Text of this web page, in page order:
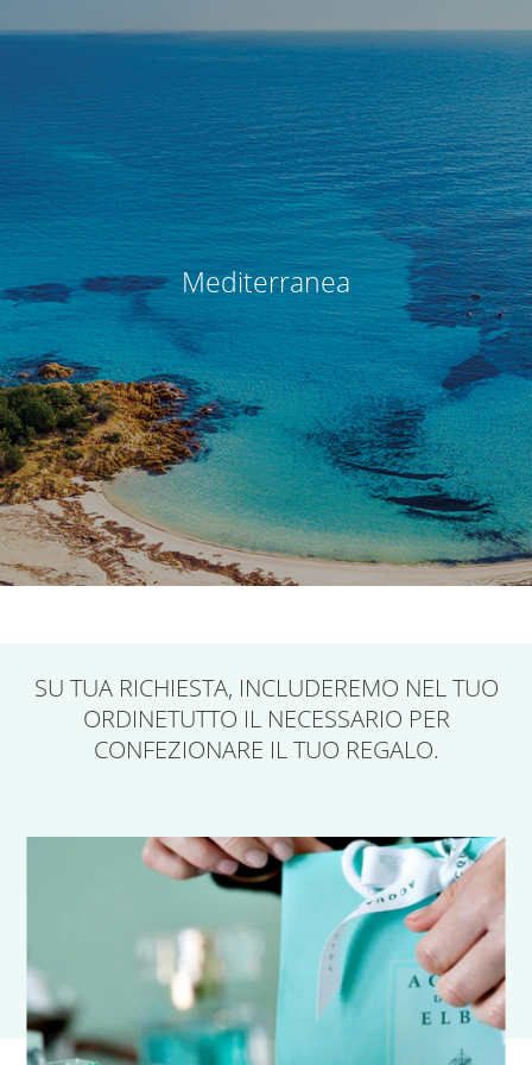
Mediterranea
SU TUA RICHIESTA, INCLUDEREMO NEL TUO
ORDINETUTTO IL NECESSARIO PER
CONFEZIONARE IL TUO REGALO.